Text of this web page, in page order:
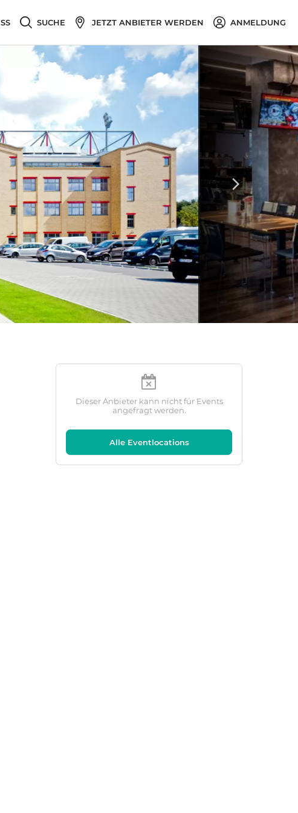
SUCHE JETZT ANBIETER WERDEN ANMELDUNG
Dieser Anbieter kann nicht für Events
angefragt werden.
Alle Eventlocations